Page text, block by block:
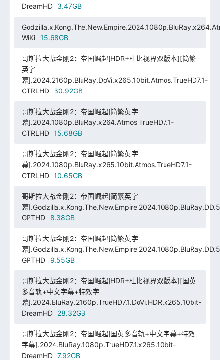
DreamHD
3.47GB
WiKi
15.68GB
哥斯拉大战金刚2：帝国崛起[HDR+杜比视界双版本][简繁
英字
幕].2024.2160p.BluRay.DoVi.x265.10bit.Atmos.TrueHD7.1-
CTRLHD
30.92GB
哥斯拉大战金刚2：帝国崛起[简繁英字
幕].2024.1080p.BluRay.x264.Atmos.TrueHD7.1-
CTRLHD
15.68GB
哥斯拉大战金刚2：帝国崛起[简繁英字
幕].2024.1080p.BluRay.x265.10bit.Atmos.TrueHD7.1-
CTRLHD
10.65GB
哥斯拉大战金刚2：帝国崛起[简繁英字
幕
GPTHD
8.38GB
哥斯拉大战金刚2：帝国崛起[简繁英字
幕
GPTHD
9.55GB
哥斯拉大战金刚2：帝国崛起[HDR+杜比视界双版本][国英
多音轨+中文字幕+特效字
幕].2024.BluRay.2160p.TrueHD7.1.DoVi.HDR.x265.10bit-
DreamHD
28.32GB
哥斯拉大战金刚2：帝国崛起[国英多音轨+中文字幕+特效
字幕].2024.BluRay.1080p.TrueHD7.1.x265.10bit-
DreamHD
7.92GB